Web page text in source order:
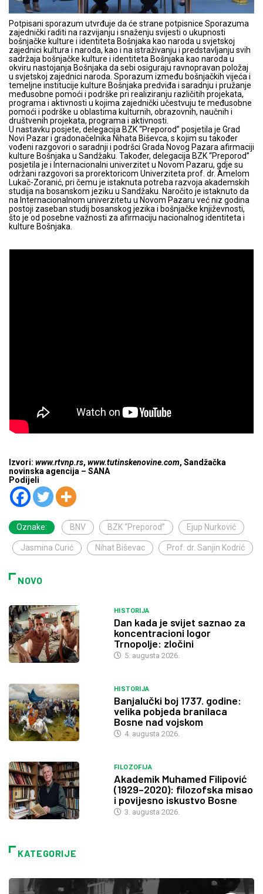
Potpisani sporazum utvrđuje da će strane potpisnice Sporazuma
zajednički raditi na razvijanju i snaženju svijesti o ukupnosti
bošnjačke kulture i identiteta Bošnjaka kao naroda u svjetskoj
zajednici kultura i naroda, kao i na istraživanju i predstavljanju svih
sadržaja bošnjačke kulture i identiteta Bošnjaka kao naroda u
okviru nastojanja Bošnjaka da sebi osiguraju ravnopravan položaj
u svjetskoj zajednici naroda. Sporazum između bošnjačkih vijeća i
temeljne institucije kulture Bošnjaka predviđa i saradnju i pružanje
međusobne pomoći i podrške pri realiziranju različitih projekata,
programa i aktivnosti u kojima zajednički učestvuju te međusobne
pomoći i podrške u oblastima kulturnih, obrazovnih, naučnih i
društvenih projekata, programa i aktivnosti.
U nastavku posjete, delegacija BZK “Preporod” posjetila je Grad
Novi Pazar i gradonačelnika Nihata Biševca, s kojim su također
vođeni razgovori o saradnji i podršci Grada Novog Pazara afirmaciji
kulture Bošnjaka u Sandžaku. Također, delegacija BZK “Preporod”
posjetila je i Internacionalni univerzitet u Novom Pazaru, gdje su
održani razgovori sa prorektoricom Univerziteta prof. dr. Amelom
Lukač-Zoranić, pri čemu je istaknuta potreba razvoja akademskih
studija na bosanskom jeziku u Sandžaku. Naročito je istaknuto da
na Internacionalnom univerzitetu u Novom Pazaru već niz godina
postoji zaseban studij bosanskog jezika i bošnjačke književnosti,
što je od posebne važnosti za afirmaciju nacionalnog identiteta i
kulture Bošnjaka.
Izvori: www.rtvnp.rs, www.tutinskenovine.com, Sandžačka
novinska agencija – SANA
Podijeli
Oznake: BNV BZK “Preporod” Ejup Nurković
Jasmina Curić Nihat Biševac Prof. dr. Sanjin Kodrić
NOVO
HISTORIJA
Dan kada je svijet saznao za
koncentracioni logor
Trnopolje: zločini
5. augusta 2026.
HISTORIJA
Banjalučki boj 1737. godine:
velika pobjeda branilaca
Bosne nad vojskom
4. augusta 2026.
FILOZOFIJA
Akademik Muhamed Filipović
(1929–2020): filozofska misao
i povijesno iskustvo Bosne
3. augusta 2026.
KATEGORIJE